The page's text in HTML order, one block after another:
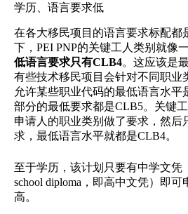
学历、语言要求低
在各大移民项目的语言要求标配都
下，PEI PNP的关键工人类别就像一
低语言要求只有CLB4。这应该是
有些技术移民项目会针对不同职业
允许某些职业代码的最低语言水平
部分的最低要求都是CLB5。关键
申请人的职业类别做了要求，然后
求，最低语言水平就都是CLB4。
至于学历，该计划只要有中学文凭
school diploma，即高中文凭）即可
高。